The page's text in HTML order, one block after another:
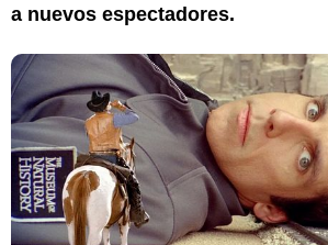
a nuevos espectadores.